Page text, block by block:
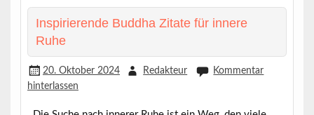
Inspirierende Buddha Zitate für innere
Ruhe
20. Oktober 2024 Redakteur
Kommentar
hinterlassen